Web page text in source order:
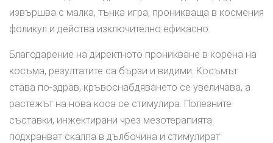
извършва с малка, тънка игра, проникваща в космения
фоликул и действа изключително ефикасно.
Благодарение на директното проникване в корена на
косъма, резултатите са бързи и видими. Косъмът
става по-здрав, кръвоснабдяването се увеличава, а
растежът на нова коса се стимулира. Полезните
съставки, инжектирани чрез мезотерапията
подхранват скалпа в дълбочина и стимулират